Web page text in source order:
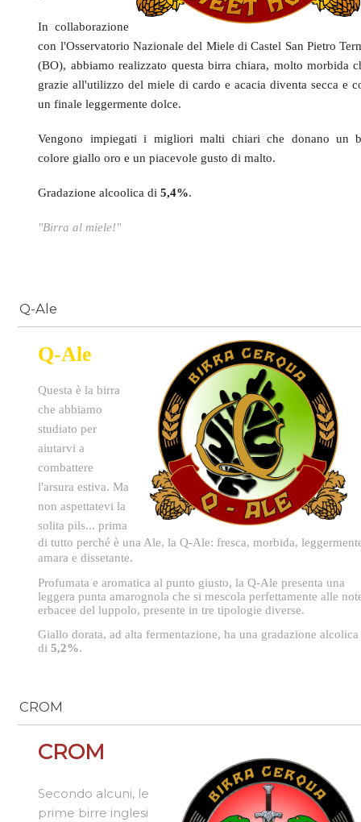
In collaborazione
con l'Osservatorio Nazionale del Miele di Castel San Pietro
(BO), abbiamo realizzato questa birra chiara, molto morbida
grazie all'utilizzo del miele di cardo e acacia diventa secca e
un finale leggermente dolce.
Vengono impiegati i migliori malti chiari che donano un
colore giallo oro e un piacevole gusto di malto.
Gradazione alcoolica di5,4%.
"Birra al miele!"
Q-Ale
Q-Ale
Questa è la birra
che abbiamo
studiato per
aiutarvi a
combattere
l'arsura estiva. Ma
non aspettatevi la
solita pils... prima
di tutto perché è una Ale, la Q-Ale: fresca, morbida,
amara e dissetante.
Profumata e aromatica al punto giusto, la Q-Ale presenta una
leggera punta amarognola che si mescola perfettamente alle
erbacee del luppolo, presente in tre tipologie diverse.
Giallo dorata, ad alta fermentazione, ha una gradazione alcolica
di5,2%.
CROM
CROM
Secondo alcuni, le
prime birre inglesi